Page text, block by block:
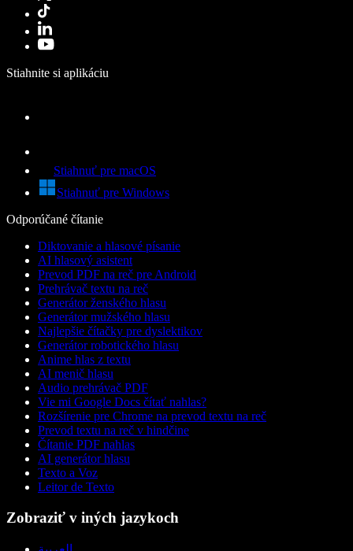
Stiahnite si aplikáciu
Stiahnuť pre macOS
Stiahnuť pre Windows
Odporúčané čítanie
Diktovanie a hlasové písanie
AI hlasový asistent
Prevod PDF na reč pre Android
Prehrávač textu na reč
Generátor ženského hlasu
Generátor mužského hlasu
Najlepšie čítačky pre dyslektikov
Generátor robotického hlasu
Anime hlas z textu
AI menič hlasu
Audio prehrávač PDF
Vie mi Google Docs čítať nahlas?
Rozšírenie pre Chrome na prevod textu na reč
Prevod textu na reč v hindčine
Čítanie PDF nahlas
AI generátor hlasu
Texto a Voz
Leitor de Texto
Zobraziť v iných jazykoch